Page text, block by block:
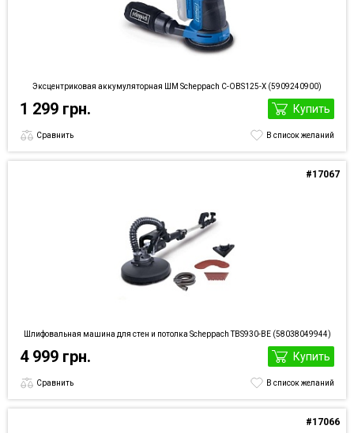
Эксцентриковая аккумуляторная ШМ Scheppach C-OBS125-X (5909240900)
1 299 грн. Купить
Сравнить В список желаний
Шлифовальная машина для стен и потолка Scheppach TBS930-BE (58038049944)
#17067
4 999 грн. Купить
Сравнить В список желаний
#17066